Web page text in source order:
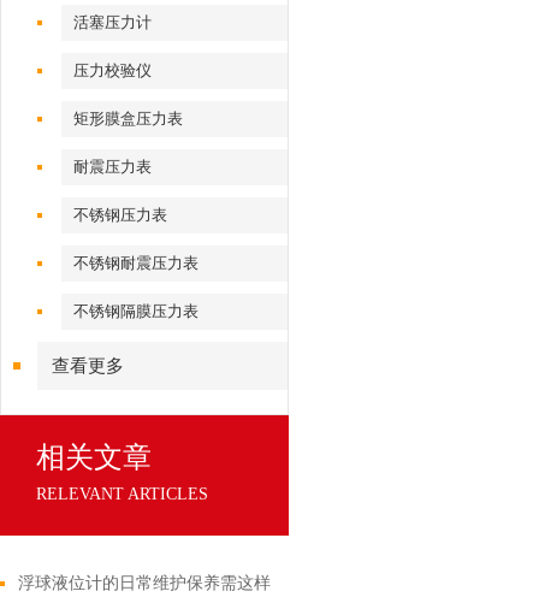
活塞压力计
压力校验仪
矩形膜盒压力表
耐震压力表
不锈钢压力表
不锈钢耐震压力表
不锈钢隔膜压力表
查看更多
相关文章
RELEVANT ARTICLES
浮球液位计的日常维护保养需这样